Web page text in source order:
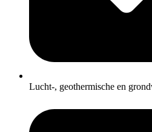
Lucht-, geothermische en